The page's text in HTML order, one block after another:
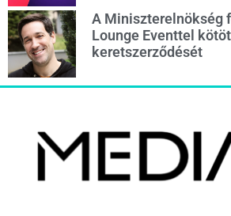
A Miniszterelnökség
Lounge Eventtel
keretszerződését